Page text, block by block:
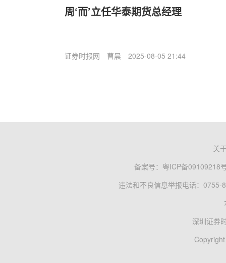
周‘而’立任华泰期货总经理
证券时报网 曹晨 2025-08-05 21:44
关
备案号： 粤ICP备09109218
违法和不良信息举报电话：0755-
深圳证券